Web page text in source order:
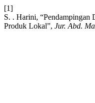
[1]
S. . Harini, “Pendampingan
Produk Lokal”, Jur. Abd.